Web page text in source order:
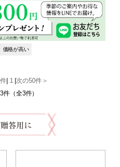
価格が高い
| 1
次の50件＞
件（全3件）